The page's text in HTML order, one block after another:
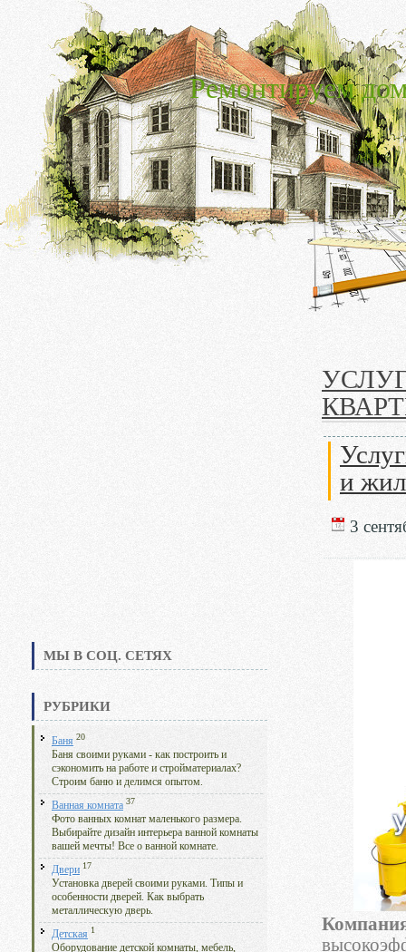
Ремонтируем
МЫ В СОЦ. СЕТЯХ
РУБРИКИ
Баня 20
Баня своими руками - как построить и
сэкономить на работе и стройматериалах?
Строим баню и делимся опытом.
Ванная комната 37
Фото ванных комнат маленького размера.
Выбирайте дизайн интерьера ванной комнаты
вашей мечты! Все о ванной комнате.
Двери 17
Установка дверей своими руками. Типы и
особенности дверей. Как выбрать
металлическую дверь.
Детская 1
Оборудование детской комнаты, мебель,
и
3